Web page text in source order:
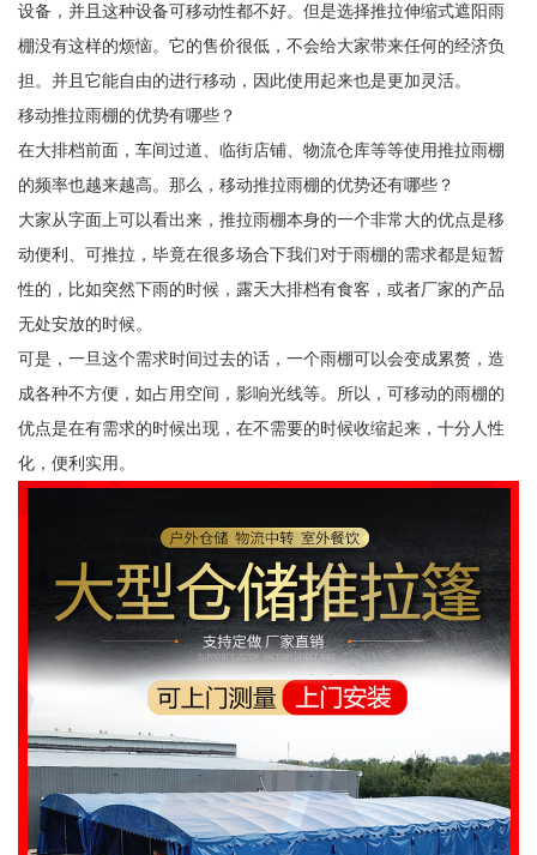
设备，并且这种设备可移动性都不好。但是选择推拉伸缩式遮阳雨
棚没有这样的烦恼。它的售价很低，不会给大家带来任何的经济负
担。并且它能自由的进行移动，因此使用起来也是更加灵活。
移动推拉雨棚的优势有哪些？
在大排档前面，车间过道、临街店铺、物流仓库等等使用推拉雨棚
的频率也越来越高。那么，移动推拉雨棚的优势还有哪些？
大家从字面上可以看出来，推拉雨棚本身的一个非常大的优点是移
动便利、可推拉，毕竟在很多场合下我们对于雨棚的需求都是短暂
性的，比如突然下雨的时候，露天大排档有食客，或者厂家的产品
无处安放的时候。
可是，一旦这个需求时间过去的话，一个雨棚可以会变成累赘，造
成各种不方便，如占用空间，影响光线等。所以，可移动的雨棚的
优点是在有需求的时候出现，在不需要的时候收缩起来，十分人性
化，便利实用。